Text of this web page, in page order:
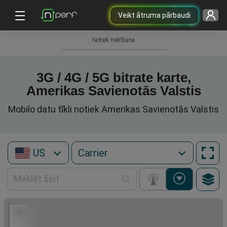
Veikt ātruma pārbaudi
Notiek mērīšana
3G / 4G / 5G bitrate karte,
Amerikas Savienotās Valstis
Mobilo datu tīkli notiek Amerikas Savienotās Valstis
US